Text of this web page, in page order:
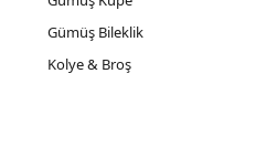
Gümüş Bileklik
Kolye & Broş